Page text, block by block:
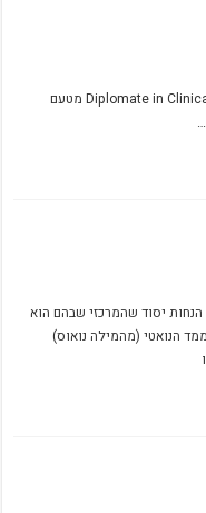
מאת שגית שלמה, לוגותרפיסטית, Diplomate in Clinical Logotherapy מטעם
יסוד שהמרכזי שבהם הוא
הנואטי (מהמילה נואוס)